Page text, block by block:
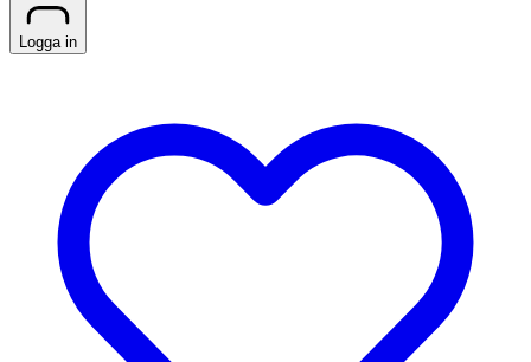
Logga in